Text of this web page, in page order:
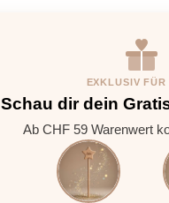
EXKLUSIV FÜR
Schau dir dein
Ab CHF 59 Warenwert